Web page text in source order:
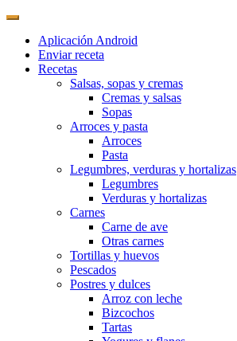
Aplicación Android
Enviar receta
Recetas
Salsas, sopas y cremas
Cremas y salsas
Sopas
Arroces y pasta
Arroces
Pasta
Legumbres, verduras y hortalizas
Legumbres
Verduras y hortalizas
Carnes
Carne de ave
Otras carnes
Tortillas y huevos
Pescados
Postres y dulces
Arroz con leche
Bizcochos
Tartas